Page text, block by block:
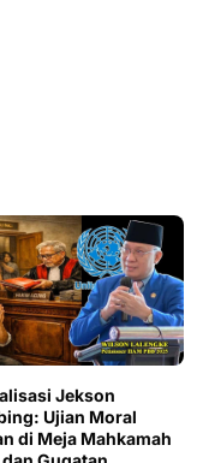
Jekson
Ujian Moral
di Meja Mahkamah